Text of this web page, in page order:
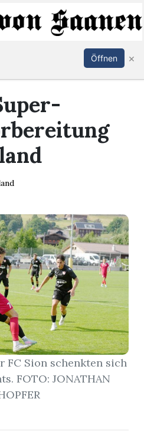
Anmelden
FC Sion schenkten sich
FOTO: JONATHAN
Öffnen ×